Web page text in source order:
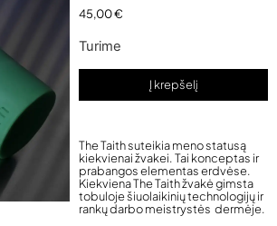
45,00€
Turime
Į krepšelį
The Taith suteikia meno statusą
kiekvienai žvakei. Tai konceptas ir
prabangos elementas erdvėse.
Kiekviena The Taith žvakė gimsta
tobuloje šiuolaikinių technologijų ir
rankų darbo meistrystės dermėje.